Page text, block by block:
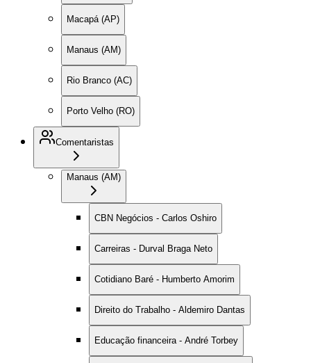
Macapá (AP)
Manaus (AM)
Rio Branco (AC)
Porto Velho (RO)
Comentaristas
Manaus (AM)
CBN Negócios - Carlos Oshiro
Carreiras - Durval Braga Neto
Cotidiano Baré - Humberto Amorim
Direito do Trabalho - Aldemiro Dantas
Educação financeira - André Torbey